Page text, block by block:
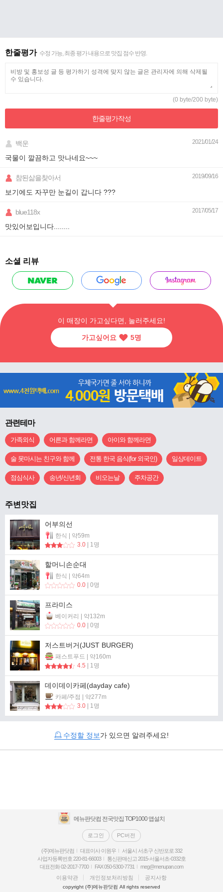
한줄평가 수정 가능, 최종 평가 내용으로 맛집 점수 반영.
(0 byte/200 byte)
한줄평가작성
백운 2021/01/24
국물이 깔끔하고 맛나네요~~~
참된삶을찾아서 2019/09/16
보기에도 자꾸만 눈길이 갑니다 ???
blue118x 2017/05/17
맛있어보입니다........
소셜 리뷰
이 매장이 가고싶다면, 눌러주세요!
가고싶어요 5명
관련테마
가족외식 어른과 함께라면 아이와 함께라면
술 못마시는 친구와 함께 전통 한국 음식(for 외국인) 일상데이트
점심식사 송년/신년회 비오는날 주차공간
주변맛집
어부의선
한식 | 약59m
3.0 | 1명
할머니손순대
한식 | 약64m
0.0 | 0명
프라미스
베이커리 | 약132m
0.0 | 0명
저스트버거(JUST BURGER)
패스트푸드 | 약160m
4.5 | 1명
데이데이카페(dayday cafe)
카페/주점 | 약277m
3.0 | 1명
수정할 정보가 있으면 알려주세요!
메뉴판닷컴 전국맛집 TOP1000 앱설치
로그인 PC버전
(주)메뉴판닷컴 대표이사 이원우
서울시 서초구 신반포로 332
사업자등록번호 220-81-66003
통신판매신고 2015-서울서초-0332호
대표전화 02-2017-7700
FAX 050-5300-7731
meg@menupan.com
이용약관
개인정보처리방침 공지사항
copyright (주)메뉴판닷컴 All rights reserved